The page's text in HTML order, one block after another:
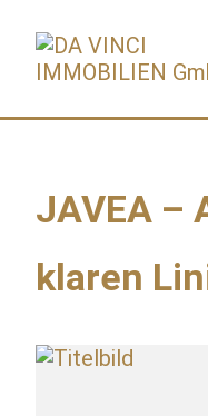
zum
Inhalt
JAVEA –
klaren